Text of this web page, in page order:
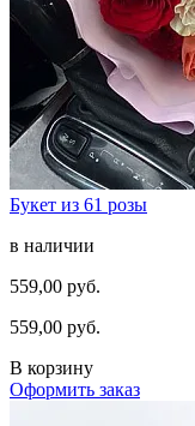
Букет из 61 розы
в наличии
559,00 руб.
559,00 руб.
В корзину
Оформить заказ